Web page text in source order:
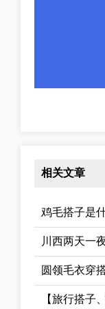
相关文章
鸡毛搭子是
川西两天一
圆领毛衣穿
【旅行搭子